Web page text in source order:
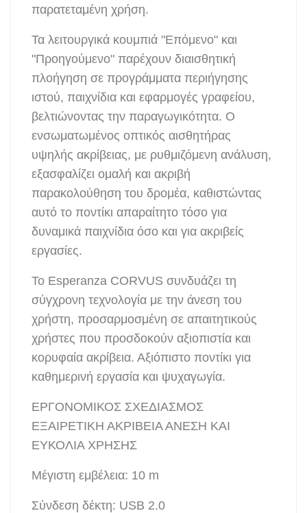
παρατεταμένη χρήση.
Τα λειτουργικά κουμπιά "Επόμενο" και
"Προηγούμενο" παρέχουν διαισθητική
πλοήγηση σε προγράμματα περιήγησης
ιστού, παιχνίδια και εφαρμογές γραφείου,
βελτιώνοντας την παραγωγικότητα. Ο
ενσωματωμένος οπτικός αισθητήρας
υψηλής ακρίβειας, με ρυθμιζόμενη ανάλυση,
εξασφαλίζει ομαλή και ακριβή
παρακολούθηση του δρομέα, καθιστώντας
αυτό το ποντίκι απαραίτητο τόσο για
δυναμικά παιχνίδια όσο και για ακριβείς
εργασίες.
Το Esperanza CORVUS συνδυάζει τη
σύγχρονη τεχνολογία με την άνεση του
χρήστη, προσαρμοσμένη σε απαιτητικούς
χρήστες που προσδοκούν αξιοπιστία και
κορυφαία ακρίβεια. Αξιόπιστο ποντίκι για
καθημερινή εργασία και ψυχαγωγία.
ΕΡΓΟΝΟΜΙΚΟΣ ΣΧΕΔΙΑΣΜΟΣ
ΕΞΑΙΡΕΤΙΚΗ ΑΚΡΙΒΕΙΑ ΑΝΕΣΗ ΚΑΙ
ΕΥΚΟΛΙΑ ΧΡΗΣΗΣ
Μέγιστη εμβέλεια: 10 m
Σύνδεση δέκτη: USB 2.0